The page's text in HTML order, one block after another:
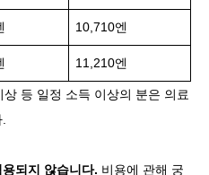
10,710엔
11,210엔
등 일정 소득 이상의 분은 의료
되지 않습니다. 비용에 관해 궁